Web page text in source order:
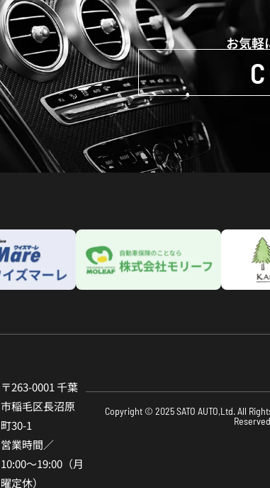
お気軽
〒263-0001 千葉
市稲⽑区⻑沼原
町30-1
営業時間／
10:00〜19:00（⽉
曜定休）
Copyright © 2025 SATO AUTO,Ltd. All